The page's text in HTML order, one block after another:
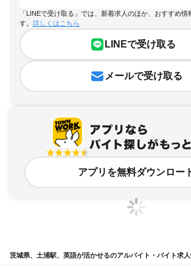
「LINEで受け取る」では、新着求人のほか、おすすめ情
す。 詳しくはこちら
LINEで受け取る
メールで受け取る
アプリを無料ダウンロー
茨城県、土浦駅、英語が活かせるのアルバイト・バイト求